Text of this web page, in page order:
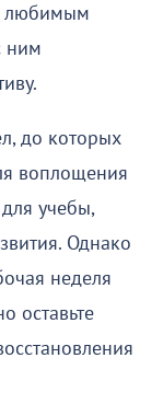
любимым
ним
до которых
воплощения
учебы,
Однако
неделя
оставьте